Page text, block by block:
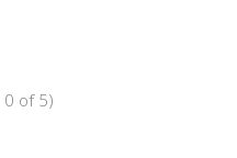
0 of 5)